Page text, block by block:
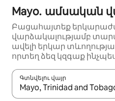
Mayo․ ամսական
Բացահայտեք
վարձակալությամբ
ավելի երկար
որտեղ ձեզ կզգաք
Գտնվելու վայր
Երբ արդյունքները